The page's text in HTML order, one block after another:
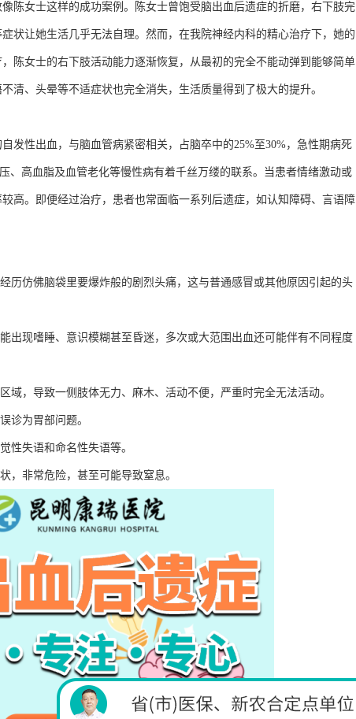
陈女士这样的成功案例。陈女士曾饱受脑出血后遗症的折磨，右下肢完
状让她生活几乎无法自理。然而，在我院神经内科的精心治疗下，她的
陈女士的右下肢活动能力逐渐恢复，从最初的完全不能动弹到能够简单
清、头晕等不适症状也完全消失，生活质量得到了极大的提升。
发性出血，与脑血管病紧密相关，占脑卒中的25%至30%，急性期病死
、高血脂及血管老化等慢性病有着千丝万缕的联系。当患者情绪激动或
高。即便经过治疗，患者也常面临一系列后遗症，如认知障碍、言语障
历仿佛脑袋里要爆炸般的剧烈头痛，这与普通感冒或其他原因引起的头
出现嗜睡、意识模糊甚至昏迷，多次或大范围出血还可能伴有不同程度
域，导致一侧肢体无力、麻木、活动不便，严重时完全无法活动。
诊为胃部问题。
性失语和命名性失语等。
，非常危险，甚至可能导致窒息。